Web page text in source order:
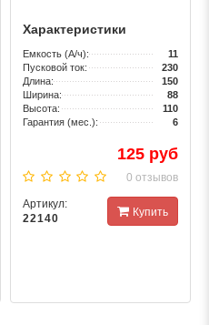
Характеристики
Емкость (А/ч):
11
Пусковой ток:
230
Длина:
150
Ширина:
88
Высота:
110
Гарантия (мес.):
6
125 руб
0 отзывов
Артикул:
22140
Купить